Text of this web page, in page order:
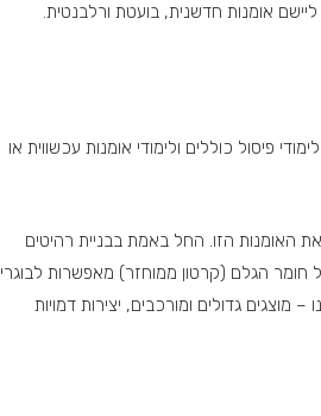
אומנות חדשנית, בועטת ורלבנטית.
פיסול כוללים ולימודי אומנות עכשווית או
האומנות הזו. החל באמת בבניית רהיטים
של חומר הגלם (קרטון ממוחזר) מאפשרות לבוגרי
גדולים ומורכבים, יצירות דמויות